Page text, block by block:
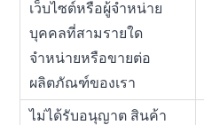
เว็บไซต์หรือผู้จำหน่าย
บุคคลที่สามรายใด
จำหน่ายหรือขายต่อ
ผลิตภัณฑ์ของเรา
ไม่ได้รับอนุญาต สินค้า